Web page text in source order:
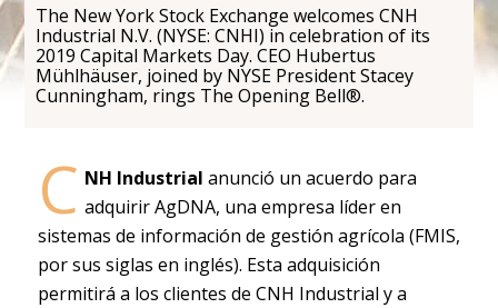
The New York Stock Exchange welcomes CNH
Industrial N.V. (NYSE: CNHI) in celebration of its
2019 Capital Markets Day. CEO Hubertus
Mühlhäuser, joined by NYSE President Stacey
Cunningham, rings The Opening Bell®.
C NH Industrial anunció un acuerdo para
adquirir AgDNA, una empresa líder en
sistemas de información de gestión agrícola (FMIS,
por sus siglas en inglés). Esta adquisición
permitirá a los clientes de CNH Industrial y a